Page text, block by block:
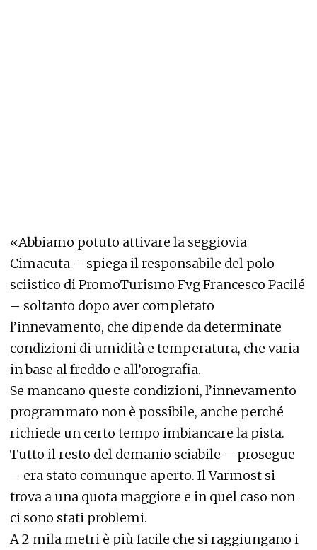
«Abbiamo potuto attivare la seggiovia
Cimacuta – spiega il responsabile del polo
sciistico di PromoTurismo Fvg Francesco Pacilé
– soltanto dopo aver completato
l’innevamento, che dipende da determinate
condizioni di umidità e temperatura, che varia
in base al freddo e all’orografia.
Se mancano queste condizioni, l’innevamento
programmato non è possibile, anche perché
richiede un certo tempo imbiancare la pista.
Tutto il resto del demanio sciabile – prosegue
– era stato comunque aperto. Il Varmost si
trova a una quota maggiore e in quel caso non
ci sono stati problemi.
A 2 mila metri è più facile che si raggiungano i